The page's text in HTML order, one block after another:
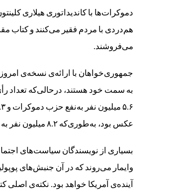
دموکرات‌ها با کاندیداتوری هیلاری
هم‌دردی با مردم فقیر می‌کنند و
می‌فروشند.
جمهوری‌خواهان با ارائه‌ی نسخه‌ی
عکس بود، به‌طوری‌که ۸.۲ میلیون نفر به دموکرات‌ها و حدود ۵ میلیون نفر به جمهوری‌خواهان رأی دادند.
بسیاری از نویسندگان سیاست‌های
آینده‌ی آمریکا خواهد بود. نکته‌ی